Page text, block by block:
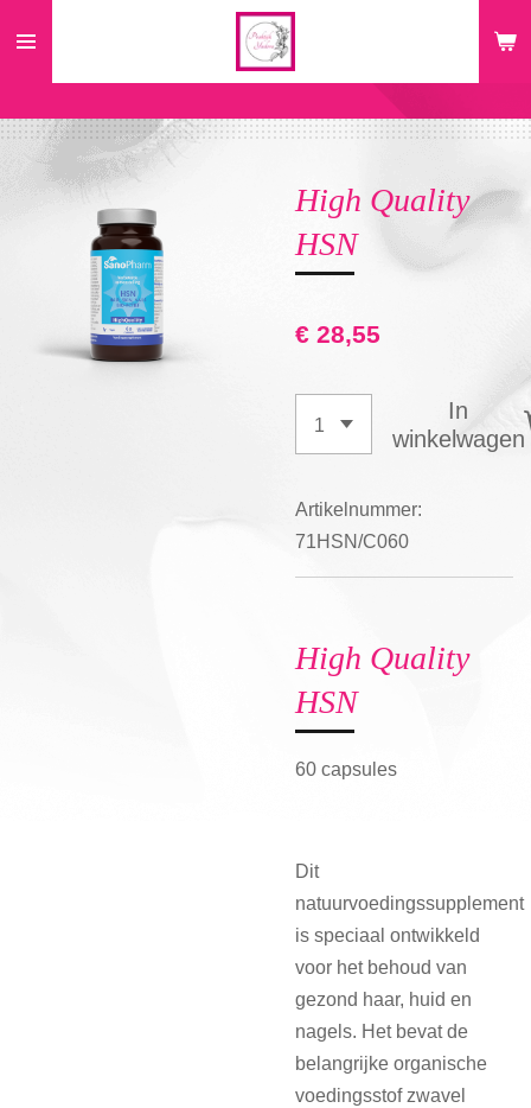
de
hoofdinhoud
High Quality
HSN
€ 28,55
In
winkelwagen
Artikelnummer:
71HSN/C060
High Quality
HSN
60 capsules
Dit
natuurvoedingssupplement
is speciaal ontwikkeld
voor het behoud van
gezond haar, huid en
nagels. Het bevat de
belangrijke organische
voedingsstof zwavel